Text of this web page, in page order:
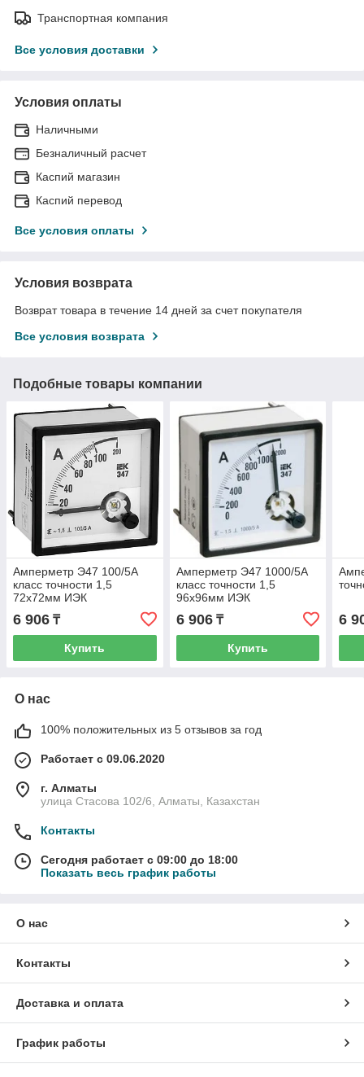
Транспортная компания
Все условия доставки
Условия оплаты
Наличными
Безналичный расчет
Каспий магазин
Каспий перевод
Все условия оплаты
Условия возврата
Возврат товара в течение 14 дней за счет покупателя
Все условия возврата
Подобные товары компании
Амперметр Э47 100/5А
класс точности 1,5
72х72мм ИЭК
6 906 ₸
Купить
Амперметр Э47 1000/5А
класс точности 1,5
96х96мм ИЭК
6 906₸
Купить
6
О нас
100% положительных из 5 отзывов за год
Работает с 09.06.2020
г. Алматы
улица Стасова 102/6, Алматы, Казахстан
Контакты
Сегодня работает с 09:00 до 18:00
Показать весь график работы
О нас
Контакты
Доставка и оплата
График работы